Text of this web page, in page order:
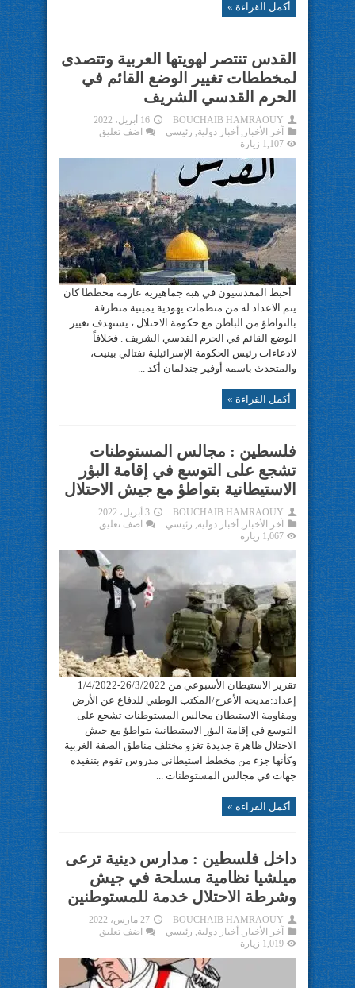
أكمل القراءة »
القدس تنتصر لهويتها العربية وتتصدى
لمخططات تغيير الوضع القائم في
الحرم القدسي الشريف
BOUCHAIB HAMRAOUY
16 أبريل، 2022
آخر الأخبار , أخبار دولية, رئيسي
اضف تعليق
1,107 زيارة
أحبط المقدسيون في هبة جماهيرية عارمة مخططا كان
يتم الاعداد له من منظمات يهودية يمينية متطرفة
بالتواطؤ من الباطن مع حكومة الاحتلال ، يستهدف تغيير
الوضع القائم في الحرم القدسي الشريف . فخلافاً
لادعاءات رئيس الحكومة الإسرائيلية نفتالي بينيت،
والمتحدث باسمه أوفير جندلمان أكد ...
أكمل القراءة »
فلسطين : مجالس المستوطنات
تشجع على التوسع في إقامة البؤر
الاستيطانية بتواطؤ مع جيش الاحتلال
BOUCHAIB HAMRAOUY
3 أبريل، 2022
آخر الأخبار , أخبار دولية, رئيسي
اضف تعليق
1,067 زيارة
تقرير الاستيطان الأسبوعي من 26/3/2022-1/4/2022
إعداد:مديحه الأعرج/المكتب الوطني للدفاع عن الأرض
ومقاومة الاستيطان مجالس المستوطنات تشجع على
التوسع في إقامة البؤر الاستيطانية بتواطؤ مع جيش
الاحتلال ظاهرة جديدة تغزو مختلف مناطق الضفة الغربية
وكأنها جزء من مخطط استيطاني مدروس تقوم بتنفيذه
جهات في مجالس المستوطنات ...
أكمل القراءة »
داخل فلسطين : مدارس دينية ترعى
ميلشيا نظامية مسلحة في جيش
وشرطة الاحتلال خدمة للمستوطنين
BOUCHAIB HAMRAOUY
27 مارس، 2022
آخر الأخبار , أخبار دولية, رئيسي
اضف تعليق
1,019 زيارة